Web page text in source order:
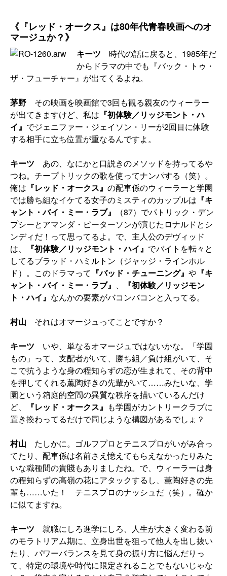
《『レッド・オークス』は80年代青春映画へのオ
マージュか？》
キーツ 時代の話に戻ると、1985年だ
からドラマの中でも『バック・トゥ・
ザ・フューチャー』が出てくるよね。
茅野 その映画を映画館で3回も観る親友のウィーラー
が出てきますけど、私は 『初体験／リッジモント・ハ
イ』 でジェニファー・ジェイソン・リーが2回目に体験
する相手に立ち位置が重なるんですよ。
キーツ あの、なにかと口説きのメソッドを持ってるや
つね。チープトリックの歌を使ってナンパする（笑）。
俺は 『レッド・オークス』 の配車係のウィーラーと学園
では勝ち組なイケてる女子のミスティのカップルは 『キ
ャント・バイ・ミー・ラブ』
（87）でパトリック・デン
プシーとアマンダ・ピーターソンが演じたロナルドとシ
ンディだ！って思ってるよ。で、主人公のデヴィッド
は、
『初体験／リッジモント・ハイ』 でバイトを転々と
してるブラッド・ハミルトン（ジャッジ・ラインホル
ド）。このドラマって 『バッド・チューニング』 や 『キ
ャント・バイ・ミー・ラブ』 、
『初体験／リッジモン
ト・ハイ』 なんかの要素がバコンバコンと入ってる。
村山 それはオマージュってことですか？
キーツ いや、単なるオマージュではないかな。「学園
もの」って、支配者がいて、勝ち組／負け組がいて、そ
こで抗うような身の程知らずの恋が生まれて、その背中
を押してくれる薫陶好きの先輩がいて……みたいな、学
園という箱庭的空間の異質な秩序を描いているんだけ
ど、
『レッド・オークス』 も学園がカントリークラブに
置き換わってるだけで同じような構図があるでしょ？
村山 たしかに。ゴルフプロとテニスプロがいがみ合っ
てたり、配車係は名前さえ憶えてもらえなかったりみた
いな職種間の貴賤もありましたね。で、ウィーラーは身
の程知らずの高嶺の花にアタックするし、薫陶好きの先
輩も……いた！ テニスプロのナッシュだ（笑）。確か
に似てますね。
キーツ 就職にしろ進学にしろ、人生が大きく変わる前
のモラトリアム期に、立身出世を狙って他人を出し抜い
たり、パワーバランスを見て身の振り方に悩んだりっ
て、特定の環境や時代に限定されることでもないじゃな